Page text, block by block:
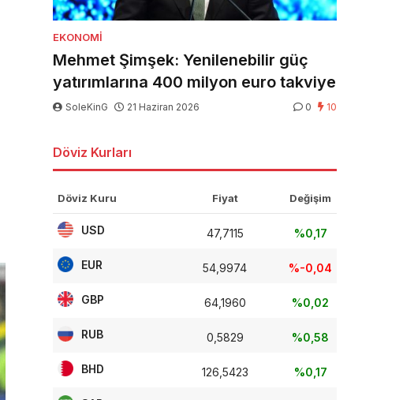
EKONOMI
Mehmet Şimşek: Yenilenebilir güç
yatırımlarına 400 milyon euro takviye
SoleKinG 21 Haziran 2026 0 10
Döviz Kurları
Döviz Kuru Fiyat Değişim
USD 47,7115 %0,17
EUR 54,9974 %-0,04
GBP 64,1960 %0,02
RUB 0,5829 %0,58
BHD 126,5423 %0,17